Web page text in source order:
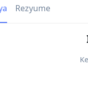
Rezyume